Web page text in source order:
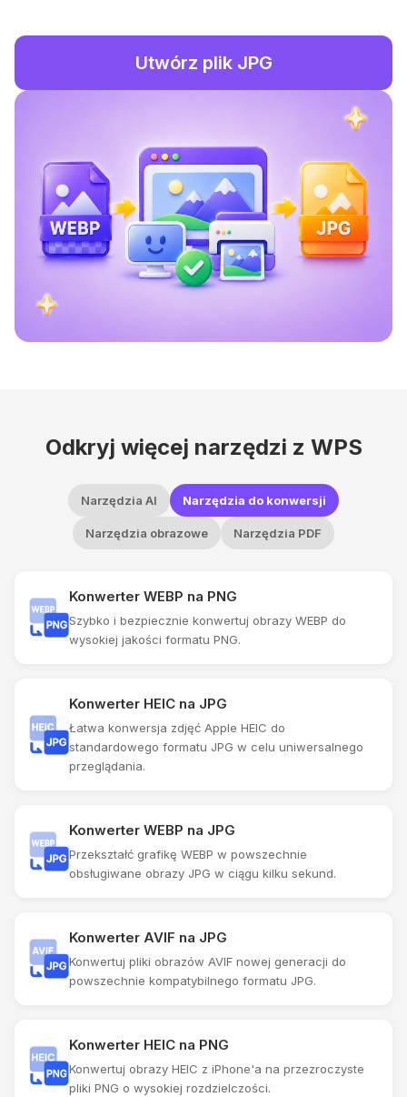
Utwórz plik JPG
Odkryj więcej narzędzi z WPS
Narzędzia AI Narzędzia do konwersji
Narzędzia obrazowe Narzędzia PDF
Konwerter WEBP na PNG
Szybko i bezpiecznie konwertuj obrazy WEBP do
wysokiej jakości formatu PNG.
Konwerter HEIC na JPG
Łatwa konwersja zdjęć Apple HEIC do
standardowego formatu JPG w celu uniwersalnego
przeglądania.
Konwerter WEBP na JPG
Przekształć grafikę WEBP w powszechnie
obsługiwane obrazy JPG w ciągu kilku sekund.
Konwerter AVIF na JPG
Konwertuj pliki obrazów AVIF nowej generacji do
powszechnie kompatybilnego formatu JPG.
Konwerter HEIC na PNG
Konwertuj obrazy HEIC z iPhone'a na przezroczyste
pliki PNG o wysokiej rozdzielczości.